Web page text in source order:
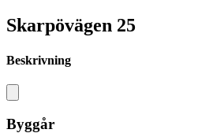
Skarpövägen 25
Beskrivning
Byggår